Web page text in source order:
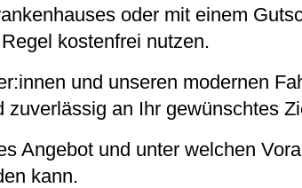
oder mit einem
kostenfrei nutzen.
und unseren modernen
an Ihr gewünschtes
Angebot und unter welchen
kann.